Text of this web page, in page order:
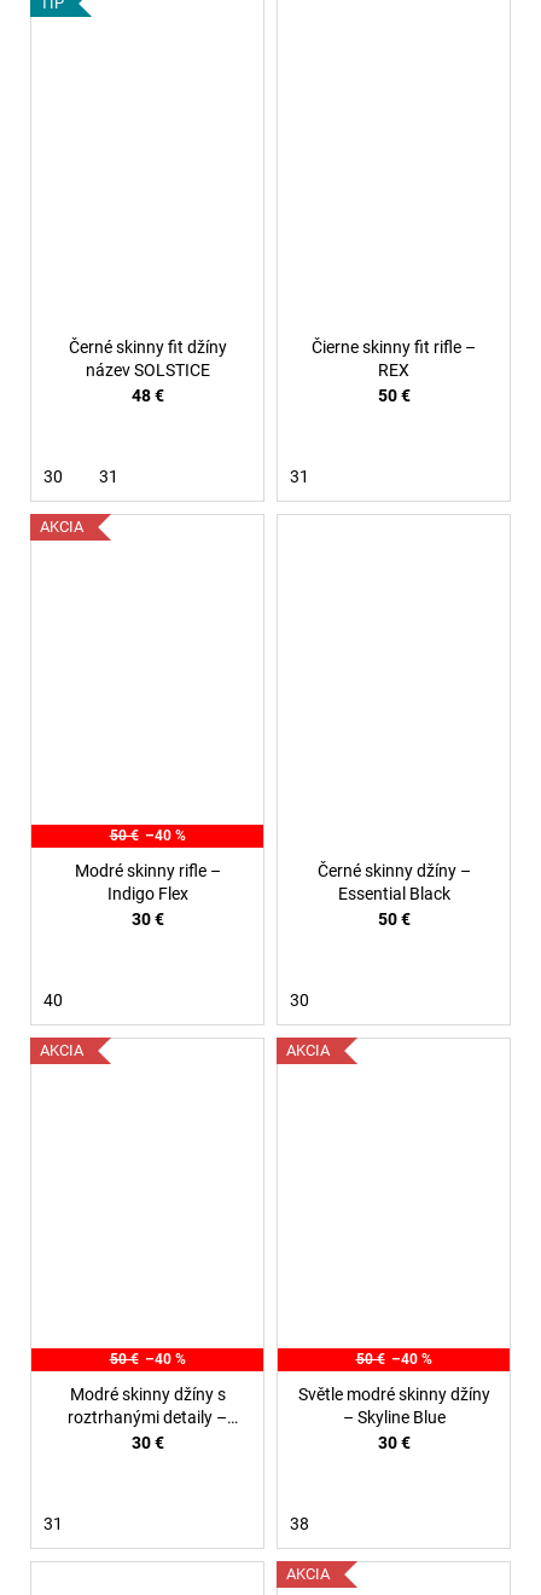
Černé skinny fit džíny
název SOLSTICE
48 €
30 31
Čierne skinny fit rifle –
REX
50 €
31
AKCIA
50 € –40 %
Modré skinny rifle –
Indigo Flex
30 €
40
Černé skinny džíny –
Essential Black
50 €
30
AKCIA
50 € –40 %
Modré skinny džíny s
roztrhanými detaily –
Urban Ripped
30 €
31
AKCIA
50 € –40 %
Světle modré skinny džíny
– Skyline Blue
30 €
38
AKCIA